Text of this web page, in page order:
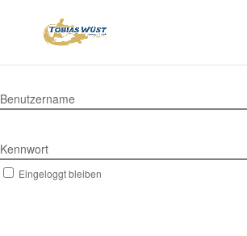
Benutzername
Kennwort
Eingeloggt bleiben